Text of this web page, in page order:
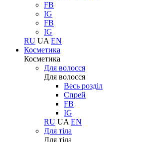
FB
IG
FB
IG
RU UA EN
Косметика
Косметика
Для волосся
Для волосся
Весь розділ
Спрей
FB
IG
RU UA EN
Для тіла
Для тіла